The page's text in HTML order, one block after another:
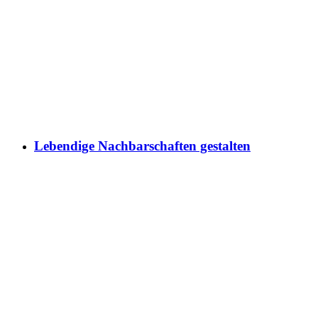
Lebendige Nachbarschaften gestalten